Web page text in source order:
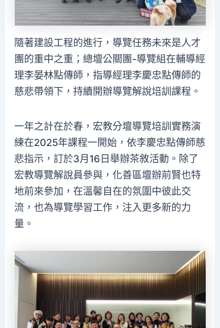
隨著建設工程的進行，導覽任務未來是人才
團的重中之重；總壇公關團-導覽組在輔導經
理李晏林點傳師，指導經理李慶忠點傳師的
慈悲帶領下，持續開辦導覽解說培訓課程。
一年之計在於春，宏教分壇導覽培訓實務演
練在2025年課程一開始，依李慶忠點傳師慈
悲指示，訂於3月16日舉辦茶敘活動。除了
宏教導覽解說員參與，化善區壇辦前賢也特
地前來參加，在溫馨自在的氛圍中彼此交
流，也為導覽學習工作，注入更多新的力
量。